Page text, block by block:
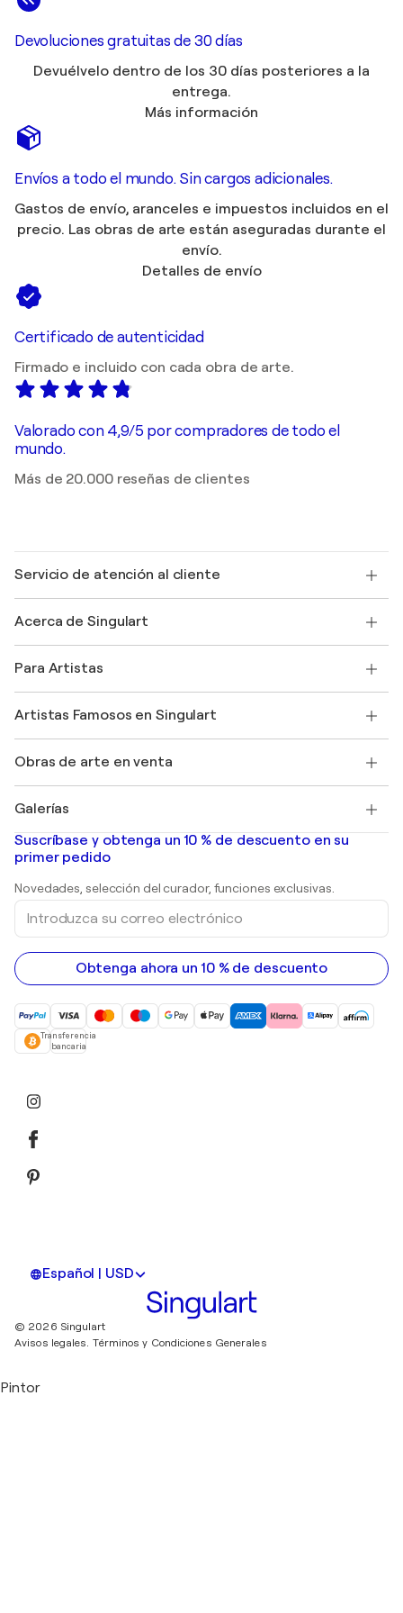
Devoluciones gratuitas de 30 días
Devuélvelo dentro de los 30 días posteriores a la
entrega.
Más información
Envíos a todo el mundo. Sin cargos adicionales.
Gastos de envío, aranceles e impuestos incluidos en el
precio. Las obras de arte están aseguradas durante el
envío.
Detalles de envío
Certificado de autenticidad
Firmado e incluido con cada obra de arte.
Valorado con 4,9/5 por compradores de todo el
mundo.
Más de 20.000 reseñas de clientes
Servicio de atención al cliente
Envío
Ofrecer una tarjeta regalo
Unirse a nuestro programa comercial
Mi cuenta
Protección al comprador
+34 911 23 97 81
Acerca de Singulart
faq
Revista Singulart
Empleos
Descubre arte original seleccionado
Para Artistas
Inicie sesión como Artista
Artistas Famosos en Singulart
Marc Chagall
Banksy
Mr. Brainwash
Shepard Fairey
Obras de arte en venta
Pinturas abstractas en venta
pinturas de paisajes
Huellas dactilares
pinturas acrílicas
Galerías
Galerías de arte en España
Suscríbase y obtenga un 10 % de descuento en su
primer pedido
Novedades, selección del curador, funciones exclusivas.
Introduzca
correo
electrónico
Obtenga ahora un 10 % de descuento
Transferencia
bancaria
Español | USD
© 2026 Singulart
Avisos legales. Términos y Condiciones Generales
Pintor